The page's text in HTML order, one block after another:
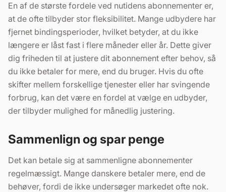
En af de største fordele ved nutidens abonnementer er,
at de ofte tilbyder stor fleksibilitet. Mange udbydere har
fjernet bindingsperioder, hvilket betyder, at du ikke
længere er låst fast i flere måneder eller år. Dette giver
dig friheden til at justere dit abonnement efter behov, så
du ikke betaler for mere, end du bruger. Hvis du ofte
skifter mellem forskellige tjenester eller har svingende
forbrug, kan det være en fordel at vælge en udbyder,
der tilbyder mulighed for månedlig justering.
Sammenlign og spar penge
Det kan betale sig at sammenligne abonnementer
regelmæssigt. Mange danskere betaler mere, end de
behøver, fordi de ikke undersøger markedet ofte nok.